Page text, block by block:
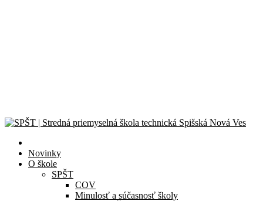
Novinky
O škole
SPŠT
COV
Minulosť a súčasnosť školy